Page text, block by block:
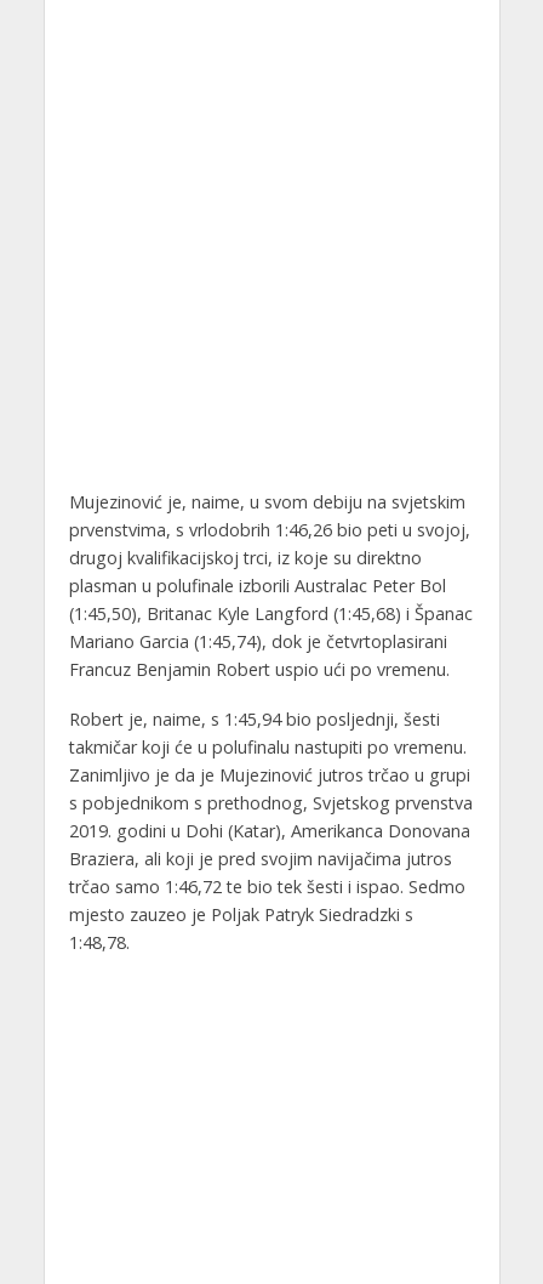
Mujezinović je, naime, u svom debiju na svjetskim
prvenstvima, s vrlodobrih 1:46,26 bio peti u svojoj,
drugoj kvalifikacijskoj trci, iz koje su direktno
plasman u polufinale izborili Australac Peter Bol
(1:45,50), Britanac Kyle Langford (1:45,68) i Španac
Mariano Garcia (1:45,74), dok je četvrtoplasirani
Francuz Benjamin Robert uspio ući po vremenu.
Robert je, naime, s 1:45,94 bio posljednji, šesti
takmičar koji će u polufinalu nastupiti po vremenu.
Zanimljivo je da je Mujezinović jutros trčao u grupi
s pobjednikom s prethodnog, Svjetskog prvenstva
2019. godini u Dohi (Katar), Amerikanca Donovana
Braziera, ali koji je pred svojim navijačima jutros
trčao samo 1:46,72 te bio tek šesti i ispao. Sedmo
mjesto zauzeo je Poljak Patryk Siedradzki s
1:48,78.